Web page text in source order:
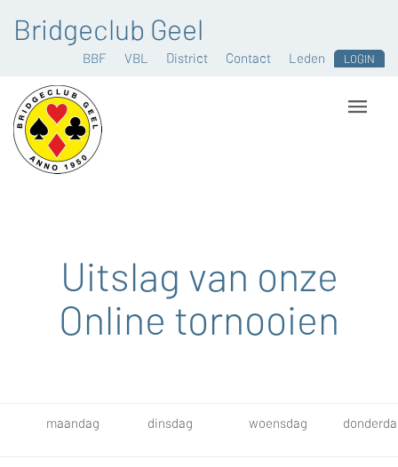
Bridgeclub Geel
BBF VBL District Contact Leden LOGIN
Uitslag van onze
Online tornooien
maandag dinsdag woensdag